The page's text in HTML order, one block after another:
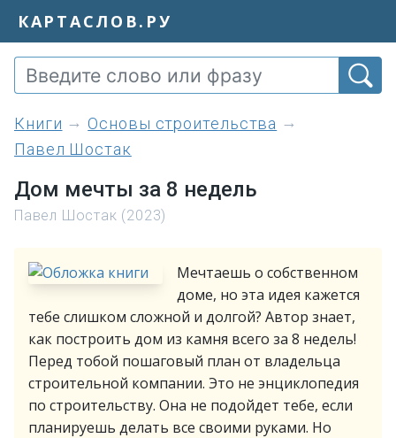
КАРТАСЛОВ.РУ
книги
Основы строительства
Павел Шостак
Дом мечты за 8 недель
Павел Шостак (2023)
Мечтаешь о собственном
доме, но эта идея кажется
тебе слишком сложной и долгой? Автор знает,
как построить дом из камня всего за 8 недель!
Перед тобой пошаговый план от владельца
строительной компании. Это не энциклопедия
по строительству. Она не подойдет тебе, если
планируешь делать все своими руками. Но